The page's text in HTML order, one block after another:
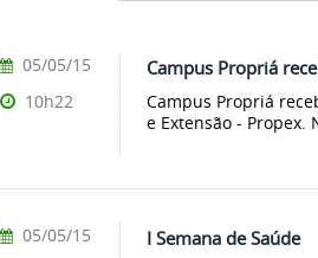
Campus Propriá
Campus Propriá
e Extensão - Propex.
05/05/15
10h22
I Semana de Saúde
05/05/15